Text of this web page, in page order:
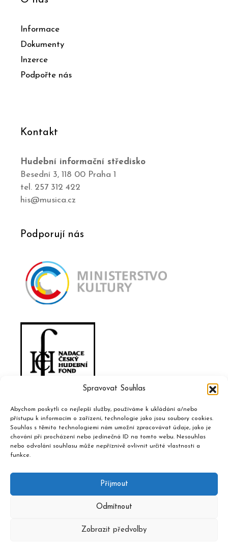
Spravovat Souhlas
Abychom poskytli co nejlepší služby, používáme k ukládání a/nebo
přístupu k informacím o zařízení, technologie jako jsou soubory cookies.
Souhlas s těmito technologiemi nám umožní zpracovávat údaje, jako je
chování při procházení nebo jedinečná ID na tomto webu. Nesouhlas
nebo odvolání souhlasu může nepříznivě ovlivnit určité vlastnosti a
funkce.
Příjmout
Odmítnout
Zobrazit předvolby
Informace
Dokumenty
Inzerce
Podpořte nás
Kontakt
Hudební informační středisko
Besední 3, 118 00 Praha 1
tel. 257 312 422
his@musica.cz
Podporují nás